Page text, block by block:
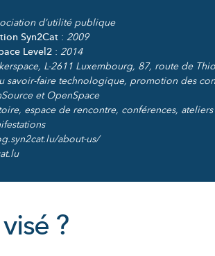
d’utilité publique
Syn2Cat : 2009
Level2 : 2014
L-2611 Luxembourg, 87, route de
savoir-faire technologique, promotion des
et OpenSpace
espace de rencontre, conférences,
about-us/
?